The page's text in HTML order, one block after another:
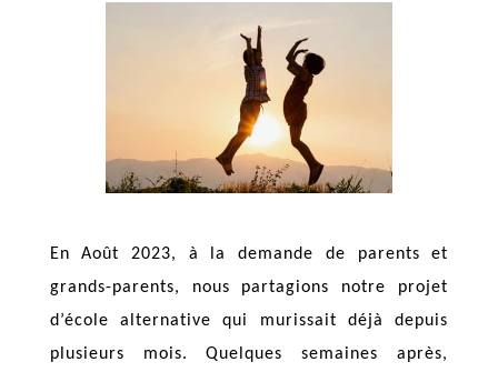
En Août 2023, à la demande de parents et
grands-parents, nous partagions notre projet
d’école alternative qui murissait déjà depuis
plusieurs mois. Quelques semaines après,